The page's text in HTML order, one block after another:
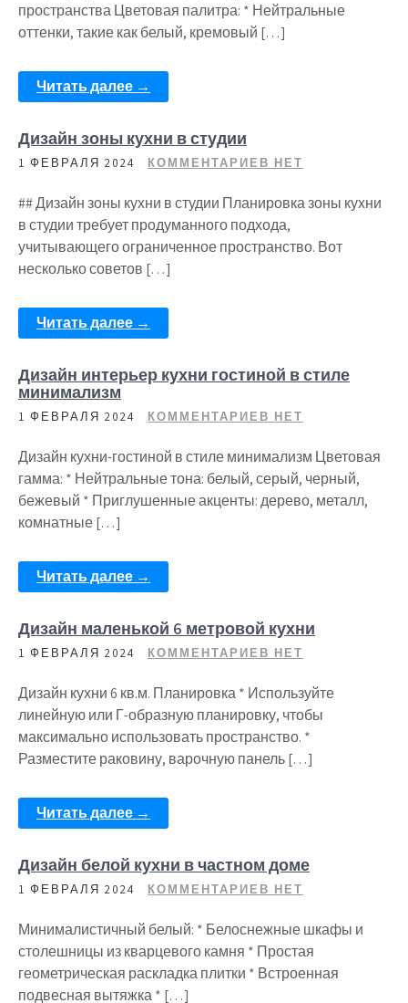
пространства Цветовая палитра: * Нейтральные
оттенки, такие как белый, кремовый […]
Читать далее →
Дизайн зоны кухни в студии
1 ФЕВРАЛЯ 2024 КОММЕНТАРИЕВ НЕТ
## Дизайн зоны кухни в студии Планировка зоны кухни
в студии требует продуманного подхода,
учитывающего ограниченное пространство. Вот
несколько советов […]
Читать далее →
Дизайн интерьер кухни гостиной в стиле
минимализм
1 ФЕВРАЛЯ 2024 КОММЕНТАРИЕВ НЕТ
Дизайн кухни-гостиной в стиле минимализм Цветовая
гамма: * Нейтральные тона: белый, серый, черный,
бежевый * Приглушенные акценты: дерево, металл,
комнатные […]
Читать далее →
Дизайн маленькой 6 метровой кухни
1 ФЕВРАЛЯ 2024 КОММЕНТАРИЕВ НЕТ
Дизайн кухни 6 кв.м. Планировка * Используйте
линейную или Г-образную планировку, чтобы
максимально использовать пространство. *
Разместите раковину, варочную панель […]
Читать далее →
Дизайн белой кухни в частном доме
1 ФЕВРАЛЯ 2024 КОММЕНТАРИЕВ НЕТ
Минималистичный белый: * Белоснежные шкафы и
столешницы из кварцевого камня * Простая
геометрическая раскладка плитки * Встроенная
подвесная вытяжка * […]